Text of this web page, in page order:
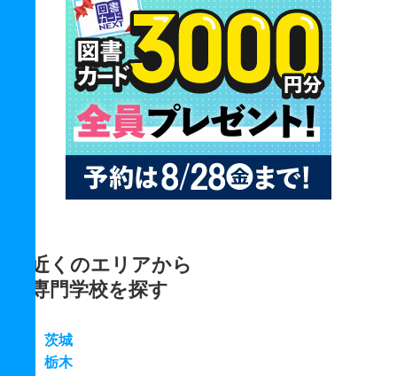
近くのエリアから
専門学校を探す
茨城
栃木